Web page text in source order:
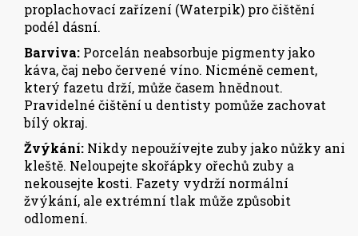
proplachovací zařízení (Waterpik) pro čištění
podél dásní.
Barviva: Porcelán neabsorbuje pigmenty jako
káva, čaj nebo červené víno. Nicméně cement,
který fazetu drží, může časem hnědnout.
Pravidelné čištění u dentisty pomůže zachovat
bílý okraj.
Žvýkání: Nikdy nepoužívejte zuby jako nůžky ani
kleště. Neloupejte skořápky ořechů zuby a
nekousejte kosti. Fazety vydrží normální
žvýkání, ale extrémní tlak může způsobit
odlomení.